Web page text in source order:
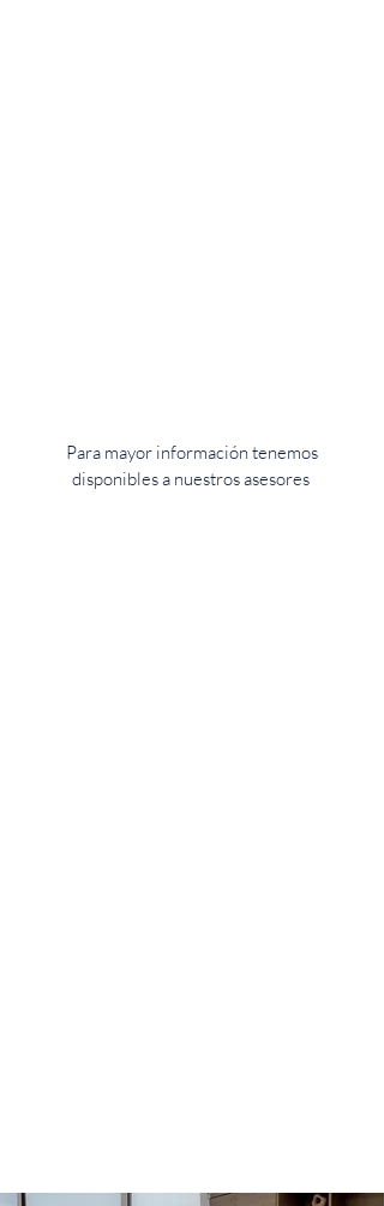
Para mayor información tenemos
disponibles a nuestros asesores